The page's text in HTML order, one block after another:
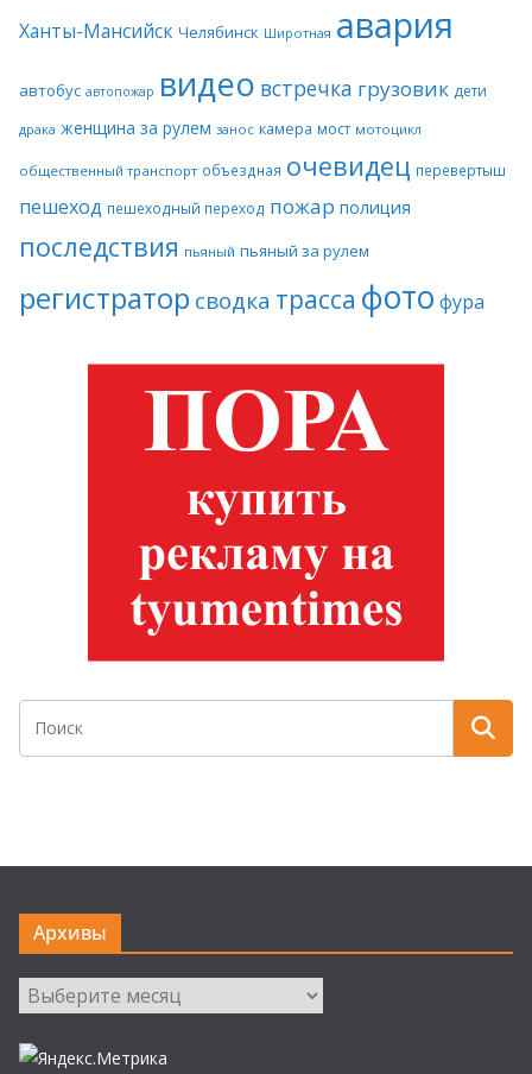
Ханты-Мансийск Челябинск Широтная авария
автобус автопожар видео встречка грузовик дети
драка женщина за рулем занос камера мост мотоцикл
общественный транспорт объездная очевидец перевертыш
пешеход пешеходный переход пожар полиция
последствия пьяный пьяный за рулем
регистратор сводка трасса фото фура
Архивы
Архивы